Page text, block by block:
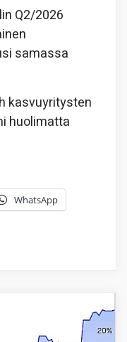
Q2/2026
samassa
kasvuyritysten
huolimatta
WhatsApp